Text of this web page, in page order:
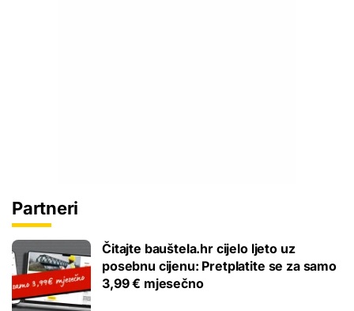
Partneri
Čitajte bauštela.hr cijelo ljeto uz
posebnu cijenu: Pretplatite se za samo
3,99 € mjesečno